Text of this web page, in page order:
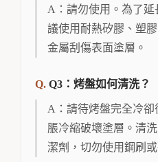
A：請勿使用。為了
議使用耐熱矽膠、塑
金屬刮傷表面塗層。
Q3：烤盤如何清洗？
A：請待烤盤完全冷
脹冷縮破壞塗層。清
潔劑，切勿使用鋼刷